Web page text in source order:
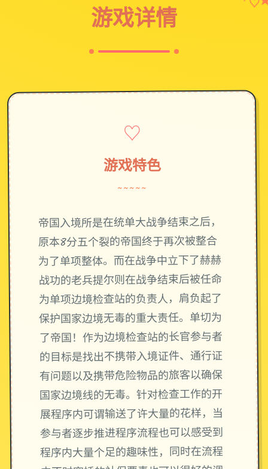
游戏详情
♡
游戏特色
~~~~~
帝国入境所是在统单大战争结束之后，
原本8分五个裂的帝国终于再次被整合
为了单项整体。而在战争中立下了赫赫
战功的老兵提尔则在战争结束后被任命
为单项边境检查站的负责人，肩负起了
保护国家边境无毒的重大责任。单切为
了帝国！作为边境检查站的长官参与者
的目标是找出不携带入境证件、通行证
有问题以及携带危险物品的旅客以确保
国家边境线的无毒。针对检查工作的开
展程序内可谓输送了许大量的花样，当
参与者逐步推进程序流程也可以感受到
程序内大量个足的趣味性，同时在流程